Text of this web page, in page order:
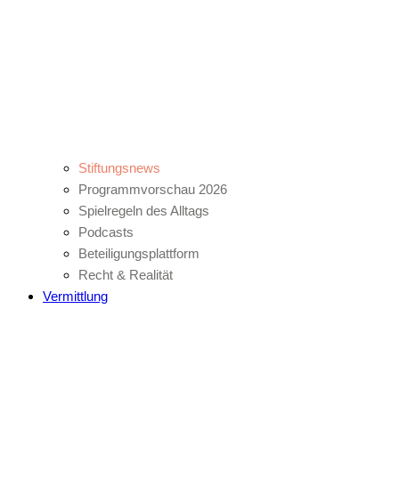
Stiftungsnews
Programmvorschau 2026
Spielregeln des Alltags
Podcasts
Beteiligungsplattform
Recht & Realität
Vermittlung